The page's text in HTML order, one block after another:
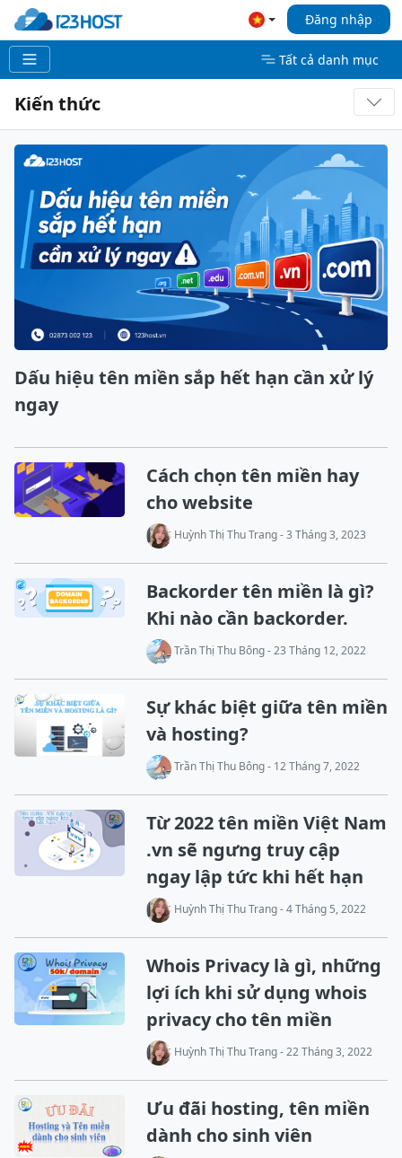
Đăng nhập
Tất cả danh mục
Kiến thức
Dấu hiệu tên miền sắp hết hạn cần xử lý
ngay
Cách chọn tên miền hay
cho website
Huỳnh Thị Thu Trang - 3 Tháng 3, 2023
Backorder tên miền là gì?
Khi nào cần backorder.
Trần Thị Thu Bông - 23 Tháng 12, 2022
Sự khác biệt giữa tên miền
và hosting?
Trần Thị Thu Bông - 12 Tháng 7, 2022
Từ 2022 tên miền Việt Nam
.vn sẽ ngưng truy cập
ngay lập tức khi hết hạn
Huỳnh Thị Thu Trang - 4 Tháng 5, 2022
Whois Privacy là gì, những
lợi ích khi sử dụng whois
privacy cho tên miền
Huỳnh Thị Thu Trang - 22 Tháng 3, 2022
Ưu đãi hosting, tên miền
dành cho sinh viên